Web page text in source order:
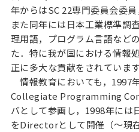
年からはSC 22専門委員会委
また同年には日本工業標準調
理用語，プログラム言語など
た．特に我が国における情報
正に多大な貢献をされています
情報教育においても，
Collegiate Programming
バとして参画し，1998年には
をDirectorとして開催（〜現